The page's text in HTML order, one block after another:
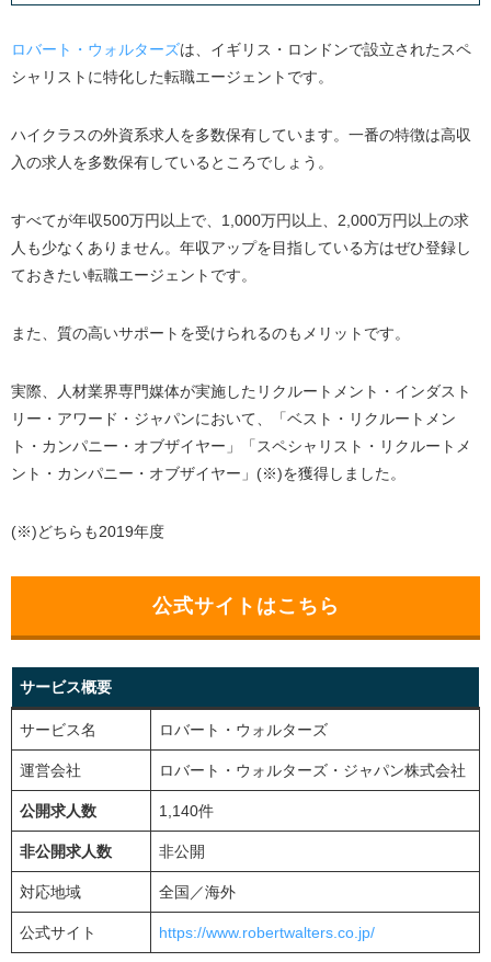
ロバート・ウォルターズは、イギリス・ロンドンで設立されたスペ
シャリストに特化した転職エージェントです。
ハイクラスの外資系求人を多数保有しています。一番の特徴は高収
入の求人を多数保有しているところでしょう。
すべてが年収500万円以上で、1,000万円以上、2,000万円以上の求
人も少なくありません。年収アップを目指している方はぜひ登録し
ておきたい転職エージェントです。
また、質の高いサポートを受けられるのもメリットです。
実際、人材業界専門媒体が実施したリクルートメント・インダスト
リー・アワード・ジャパンにおいて、「ベスト・リクルートメン
ト・カンパニー・オブザイヤー」「スペシャリスト・リクルートメ
ント・カンパニー・オブザイヤー」(※)を獲得しました。
(※)どちらも2019年度
公式サイトはこちら
サービス概要
サービス名 ロバート・ウォルターズ
運営会社 ロバート・ウォルターズ・ジャパン株式会社
公開求人数 1,140件
非公開求人数 非公開
対応地域 全国／海外
公式サイト https://www.robertwalters.co.jp/